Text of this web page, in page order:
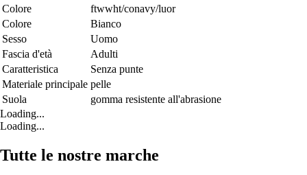
Colore
ftwwht/conavy/luor
Colore
Bianco
Sesso
Uomo
Fascia d'età
Adulti
Caratteristica
Senza punte
Materiale principale pelle
Suola
gomma resistente all'abrasione
Loading...
Loading...
Tutte le nostre marche